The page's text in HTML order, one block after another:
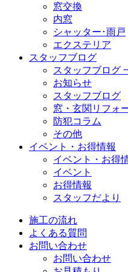
窓交換
内窓
シャッター･雨戸
エクステリア
スタッフブログ
スタッフブログ
お知らせ
スタッフブログ
窓・玄関リフォ
防犯コラム
その他
イベント・お得情報
イベント・お得
イベント
お得情報
スタッフだより
施工の流れ
よくある質問
お問い合わせ
お問い合わせ